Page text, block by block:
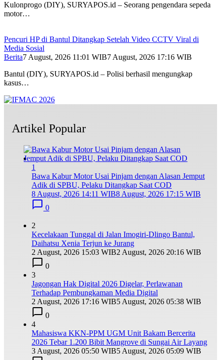
Kulonprogo (DIY), SURYAPOS.id – Seorang pengendara sepeda
motor…
Pencuri HP di Bantul Ditangkap Setelah Video CCTV Viral di
Media Sosial
Berita7 August, 2026 11:01 WIB7 August, 2026 17:16 WIB
Bantul (DIY), SURYAPOS.id – Polisi berhasil mengungkap
kasus…
Artikel Popular
1
Bawa Kabur Motor Usai Pinjam dengan Alasan Jemput
Adik di SPBU, Pelaku Ditangkap Saat COD
8 August, 2026 14:11 WIB8 August, 2026 17:15 WIB
0
2
Kecelakaan Tunggal di Jalan Imogiri-Dlingo Bantul,
Daihatsu Xenia Terjun ke Jurang
2 August, 2026 15:03 WIB2 August, 2026 20:16 WIB
0
3
Jagongan Hak Digital 2026 Digelar, Perlawanan
Terhadap Pembungkaman Media Digital
2 August, 2026 17:16 WIB5 August, 2026 05:38 WIB
0
4
Mahasiswa KKN-PPM UGM Unit Bakam Bercerita
2026 Tebar 1.200 Bibit Mangrove di Sungai Air Layang
3 August, 2026 05:50 WIB5 August, 2026 05:09 WIB